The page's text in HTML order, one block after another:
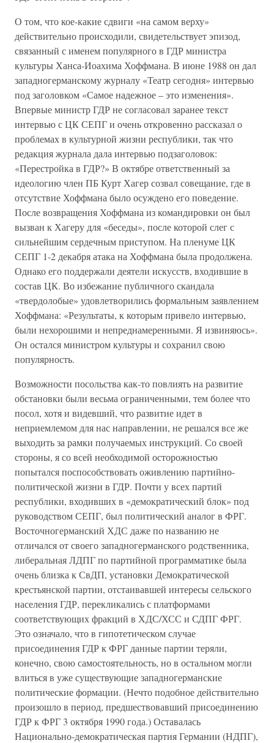
О том, что кое-какие сдвиги «на самом верху»
действительно происходили, свидетельствует эпизод,
связанный с именем популярного в ГДР министра
культуры Ханса-Иоахима Хоффмана. В июне 1988 он дал
западногерманскому журналу «Театр сегодня» интервью
под заголовком «Самое надежное – это изменения».
Впервые министр ГДР не согласовал заранее текст
интервью с ЦК СЕПГ и очень откровенно рассказал о
проблемах в культурной жизни республики, так что
редакция журнала дала интервью подзаголовок:
«Перестройка в ГДР?» В октябре ответственный за
идеологию член ПБ Курт Хагер созвал совещание, где в
отсутствие Хоффмана было осуждено его поведение.
После возвращения Хоффмана из командировки он был
вызван к Хагеру для «беседы», после которой слег с
сильнейшим сердечным приступом. На пленуме ЦК
СЕПГ 1-2 декабря атака на Хоффмана была продолжена.
Однако его поддержали деятели искусств, входившие в
состав ЦК. Во избежание публичного скандала
«твердолобые» удовлетворились формальным заявлением
Хоффмана: «Результаты, к которым привело интервью,
были нехорошими и непреднамеренными. Я извиняюсь».
Он остался министром культуры и сохранил свою
популярность.
Возможности посольства как-то повлиять на развитие
обстановки были весьма ограниченными, тем более что
посол, хотя и видевший, что развитие идет в
неприемлемом для нас направлении, не решался все же
выходить за рамки получаемых инструкций. Со своей
стороны, я со всей необходимой осторожностью
попытался поспособствовать оживлению партийно-
политической жизни в ГДР. Почти у всех партий
республики, входивших в «демократический блок» под
руководством СЕПГ, был политический аналог в ФРГ.
Восточногерманский ХДС даже по названию не
отличался от своего западногерманского родственника,
либеральная ЛДПГ по партийной программатике была
очень близка к СвДП, установки Демократической
крестьянской партии, отстаивавшей интересы сельского
населения ГДР, перекликались с платформами
соответствующих фракций в ХДС/ХСС и СДПГ ФРГ.
Это означало, что в гипотетическом случае
присоединения ГДР к ФРГ данные партии теряли,
конечно, свою самостоятельность, но в остальном могли
влиться в уже существующие западногерманские
политические формации. (Нечто подобное действительно
произошло в период, предшествовавший присоединению
ГДР к ФРГ 3 октября 1990 года.) Оставалась
Национально-демократическая партия Германии (НДПГ),